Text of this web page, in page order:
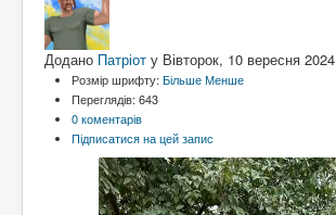
Додано Патріот у Вівторок, 10 вересня 2024
Розмір шрифту: БільшеМенше
Переглядів: 643
0 коментарів
Підписатися на цей запис